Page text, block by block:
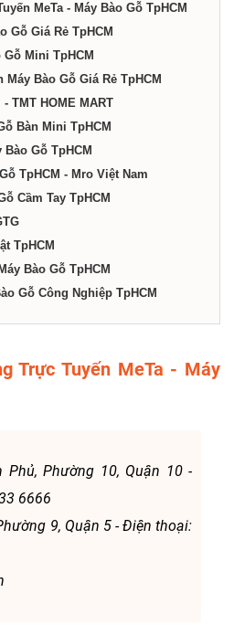
MeTa - Máy Bào Gỗ TpHCM
Gỗ Giá Rẻ TpHCM
Gỗ Mini TpHCM
Bào Gỗ Giá Rẻ TpHCM
TMT HOME MART
Bàn Mini TpHCM
Gỗ TpHCM
TpHCM - Mro Việt Nam
Cầm Tay TpHCM
TpHCM
Bào Gỗ TpHCM
Gỗ Công Nghiệp TpHCM
Trực Tuyến MeTa - Máy
Phủ, Phường 10, Quận 10 -
6666
9, Quận 5 - Điện thoại: